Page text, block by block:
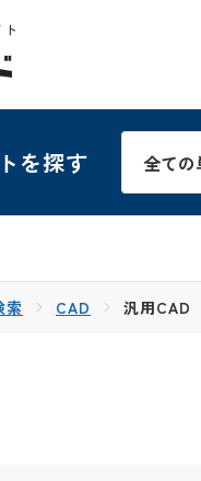
を探す
索 CAD 汎用CAD